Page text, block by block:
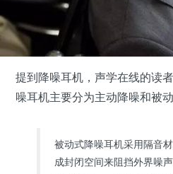
提到降噪耳机，声学在线的读
噪耳机主要分为主动降噪和被动
被动式降噪耳机采用隔音
成封闭空间来阻挡外界噪